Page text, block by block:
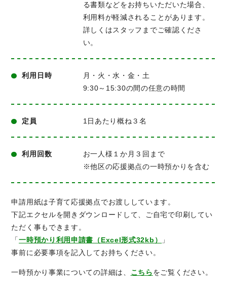
る書類などをお持ちいただいた場合、
利用料が軽減されることがあります。
詳しくはスタッフまでご確認くださ
い。
利用日時
月・火・水・金・土
9:30～15:30の間の任意の時間
定員 1日あたり概ね３名
利用回数
お一人様１か月３回まで
※他区の応援拠点の一時預かりを含む
申請用紙は子育て応援拠点でお渡ししています。
下記エクセルを開きダウンロードして、ご自宅で印刷してい
ただく事もできます。
「一時預かり利用申請書（Excel形式32kb）
」
事前に必要事項を記入してお持ちください。
一時預かり事業についての詳細は、 こちらをご覧ください。